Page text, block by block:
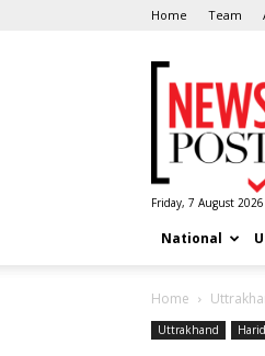
Home Team
Post
Friday, 7 August 2026
National
Home
Uttrakhand